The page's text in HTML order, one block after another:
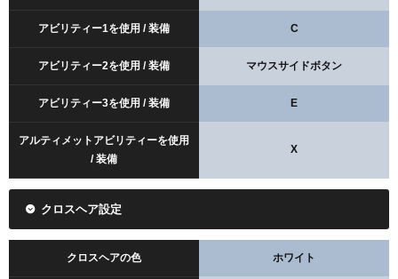
アビリティー1を使用 / 装備 C
アビリティー2を使用 / 装備 マウスサイドボタン
アビリティー3を使用 / 装備 E
アルティメットアビリティーを使用
/ 装備
X
クロスヘア設定
クロスヘアの色 ホワイト